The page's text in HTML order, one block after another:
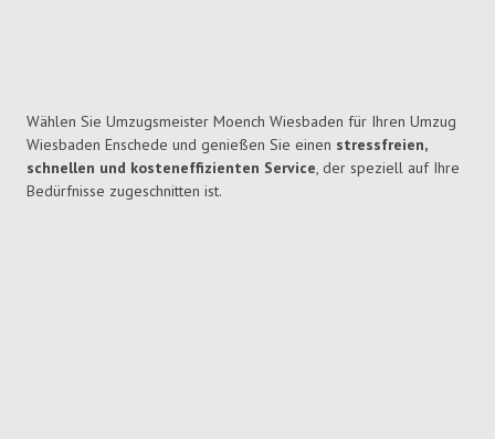
Wählen Sie Umzugsmeister Moench Wiesbaden für Ihren Umzug
Wiesbaden Enschede und genießen Sie einen stressfreien,
schnellen und kosteneffizienten Service, der speziell auf Ihre
Bedürfnisse zugeschnitten ist.